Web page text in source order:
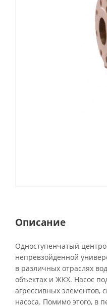
Описание
Одноступенчатый
непревзойденной
в различных отраслях
объектах и ЖКХ. Насос
агрессивных элементов,
насоса. Помимо этого, в